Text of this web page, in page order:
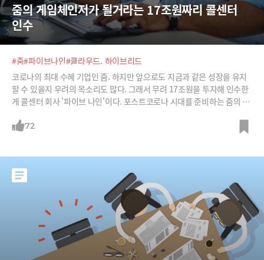
줌의 게임체인저가 될거라는 17조원짜리 콜센터
인수
#줌#파이브나인#클라우드. 하이브리드
코로나의 최대 수혜 기업인 줌. 하지만 앞으로도 지금과 같은 성장을 유지
할 수 있을지 우려의 목소리도 많다. 그래서 무려 17조원을 투자해 인수한
게 콜센터 회사 '파이브 나인'이다. 포스트코로나 시대를 준비하는 줌의 '게
72